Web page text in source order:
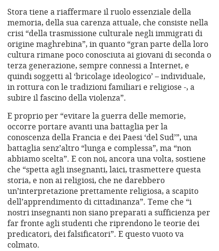
Stora tiene a riaffermare il ruolo essenziale della
memoria, della sua carenza attuale, che consiste nella
crisi “della trasmissione culturale negli immigrati di
origine maghrebina”, in quanto “gran parte della loro
cultura rimane poco conosciuta ai giovani di seconda o
terza generazione, sempre connessi a Internet, e
quindi soggetti al ‘bricolage ideologico’ – individuale,
in rottura con le tradizioni familiari e religiose -, a
subire il fascino della violenza”.
E proprio per “evitare la guerra delle memorie,
occorre portare avanti una battaglia per la
conoscenza della Francia e dei Paesi ‘del Sud’”, una
battaglia senz’altro “lunga e complessa”, ma “non
abbiamo scelta”. E con noi, ancora una volta, sostiene
che “spetta agli insegnanti, laici, trasmettere questa
storia, e non ai religiosi, che ne darebbero
un’interpretazione prettamente religiosa, a scapito
dell’apprendimento di cittadinanza”. Teme che “i
nostri insegnanti non siano preparati a sufficienza per
far fronte agli studenti che riprendono le teorie dei
predicatori, dei falsificatori”. E questo vuoto va
colmato.